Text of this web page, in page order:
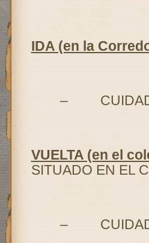
IDA (en la
–
VUELTA (en el
SITUADO EN EL
–